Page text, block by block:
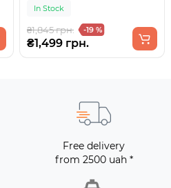
In Stock
₴1,845 грн. -19 %
₴1,499 грн.
Free delivery
from 2500 uah *